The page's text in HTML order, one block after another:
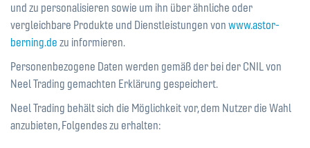
und zu personalisieren sowie um ihn über ähnliche oder
vergleichbare Produkte und Dienstleistungen von www.astor-
berning.de zu informieren.
Personenbezogene Daten werden gemäß der bei der CNIL von
Neel Trading gemachten Erklärung gespeichert.
Neel Trading behält sich die Möglichkeit vor, dem Nutzer die Wahl
anzubieten, Folgendes zu erhalten: